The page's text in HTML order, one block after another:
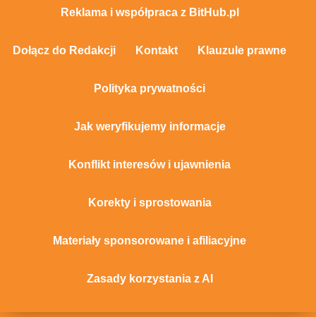
Reklama i współpraca z BitHub.pl
Dołącz do Redakcji Kontakt Klauzule prawne
Polityka prywatności
Jak weryfikujemy informacje
Konflikt interesów i ujawnienia
Korekty i sprostowania
Materiały sponsorowane i afiliacyjne
Zasady korzystania z AI